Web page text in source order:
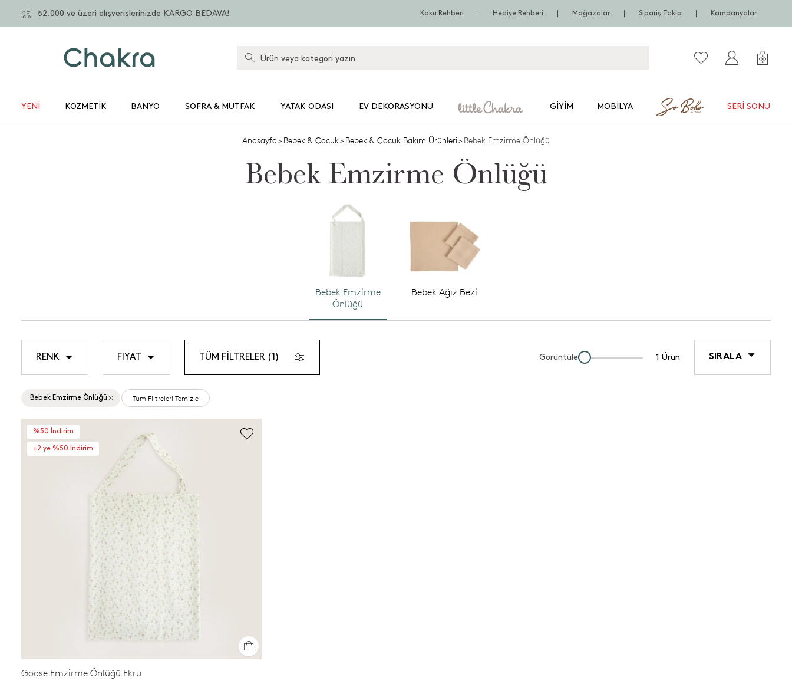
₺2.000 ve üzeri alışverişlerinizde KARGO BEDAVA! Koku Rehberi Hediye Rehberi Mağazalar Sipariş Takip Kampanyalar
YENİ KOZMETIK BANYO SOFRA & MUTFAK YATAK ODASI EV DEKORASYONU GIYIM MOBILYA SERI SONU
Anasayfa>Bebek & Çocuk>Bebek & Çocuk Bakım Ürünleri>Bebek Emzirme Önlüğü
Bebek Emzirme Önlüğü
Bebek Emzirme
Önlüğü
Bebek Ağız Bezi
RENK FIYAT TÜM FİLTRELER (1) Görüntüle 1 Ürün SIRALA
Bebek Emzirme Önlüğü Tüm Filtreleri Temizle
%50 İndirim
+2.ye %50 İndirim
Goose Emzirme Önlüğü Ekru